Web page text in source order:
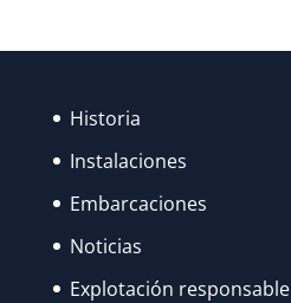
DE
Historia
Instalaciones
Embarcaciones
Noticias
Explotación responsable